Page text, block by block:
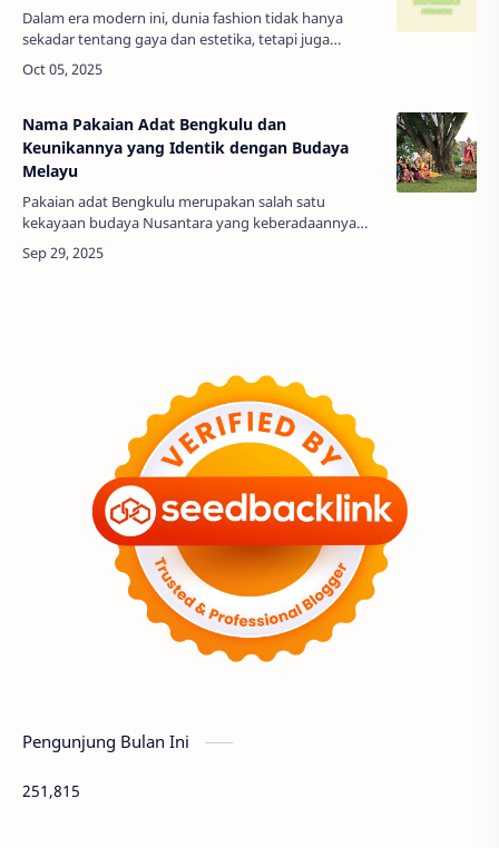
Dalam era modern ini, dunia fashion tidak hanya
sekadar tentang gaya dan estetika, tetapi juga
tentang bagaimana kita bisa berpakaian dengan lebih
bertanggung jawab. Istilah “susta…
Nama Pakaian Adat Bengkulu dan
Keunikannya yang Identik dengan Budaya
Melayu
Pakaian adat Bengkulu merupakan salah satu
kekayaan budaya Nusantara yang keberadaannya
patut untuk dilestarikan. Pakaian ini terlihat mirip
dengan pakaian adat khas Melayu karena …
Pengunjung Bulan Ini
251,815